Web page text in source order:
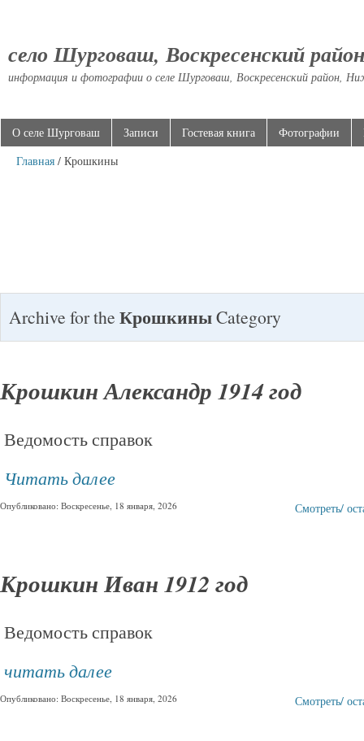
село Шурговаш, Воскресенский район
информация и фотографии о селе Шурговаш, Воскресенский район,
О селе Шурговаш Записи Гостевая книга Фотографии
Главная / Крошкины
Archive for the КрошкиныCategory
Крошкин Александр 1914 год
Ведомость справок
Читать далее
Опубликовано: Воскресенье, 18 января, 2026 Смотреть/
Крошкин Иван 1912 год
Ведомость справок
читать далее
Опубликовано: Воскресенье, 18 января, 2026 Смотреть/